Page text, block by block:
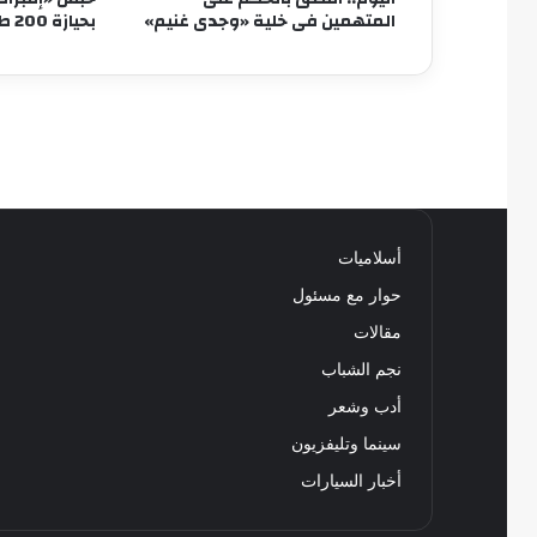
المتهمين فى خلية «وجدى غنيم» بحيازة 200 طربة حشيش
أسلاميات
حوار مع مسئول
مقالات
نجم الشباب
أدب وشعر
سينما وتليفزيون
أخبار السيارات